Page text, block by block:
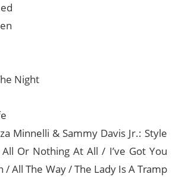
Night
Minnelli & Sammy Davis Jr.: Style
Or Nothing At All / I’ve Got You
/ All The Way / The Lady Is A Tramp